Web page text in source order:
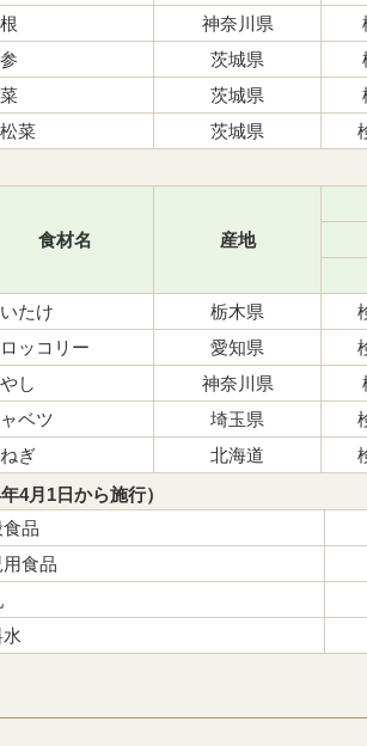
神奈川県
茨城県
茨城県
菜
茨城県
食材名 産地
たけ 栃木県
ッコリー
愛知県
し 神奈川県
ベツ
埼玉県
ぎ
北海道
4月1日から施行）
品
食品